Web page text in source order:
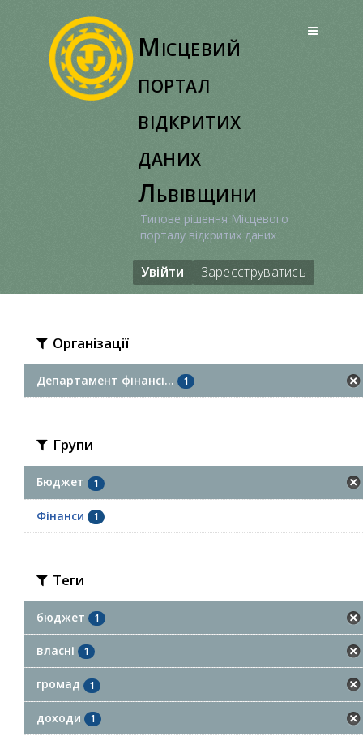
Місцевий
портал
відкритих
даних
Львівщини
Типове рішення Місцевого
порталу відкритих даних
Увійти Зареєструватись
Організації
Департамент фінансі... 1
Групи
Бюджет 1
Фінанси 1
Теги
бюджет 1
власні 1
громад 1
доходи 1